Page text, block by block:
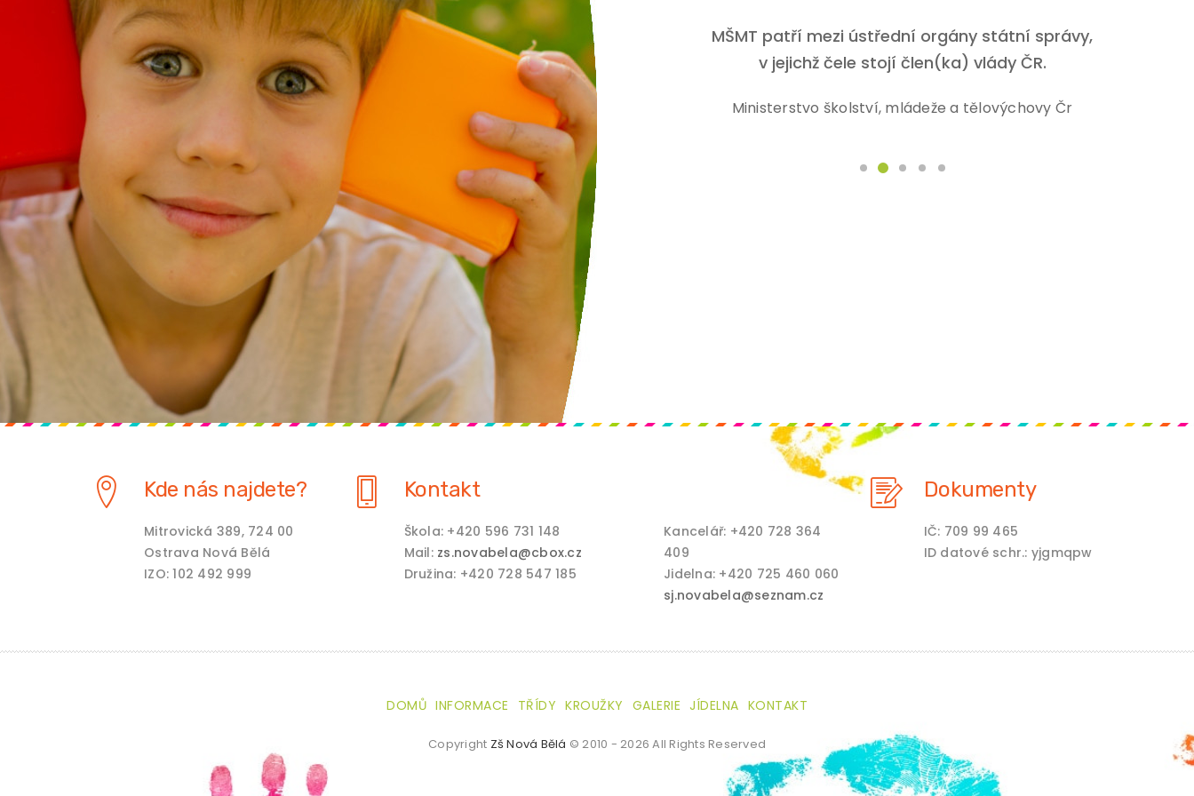
Obecná škola vznikla v Nové Bělé r. 1872,
od r. 1909 ji navštěvovaly rovněž děti z osady Mitrovice.
Obec Nová Bělá
MŠMT patří mezi ústřední orgány státní správy,
v jejichž čele stojí člen(ka) vlády ČR.
Ministerstvo školství, mládeže a tělovýchovy Čr
Kde nás najdete?
Mitrovická 389, 724 00
Ostrava Nová Bělá
IZO: 102 492 999
Kontakt
Škola: +420 596 731 148
Mail: zs.novabela@cbox.cz
Družina: +420 728 547 185
Kancelář: +420 728 364
409
Jidelna: +420 725 460 060
sj.novabela@seznam.cz
Dokumenty
IČ: 709 99 465
ID datové schr.: yjgmqpw
DOMŮ INFORMACE TŘÍDY KROUŽKY GALERIE JÍDELNA KONTAKT
Copyright Zš Nová Bělá © 2010 - 2026 All Rights Reserved